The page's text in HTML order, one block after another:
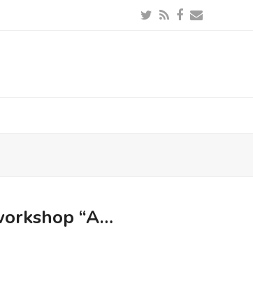
Twitter
RSSFacebook
Email
“A…